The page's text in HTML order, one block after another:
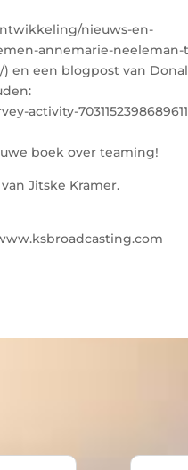
nieuws-en-
annemarie-
en een blogpost van
activity-
boek over teaming!
Jitske Kramer.